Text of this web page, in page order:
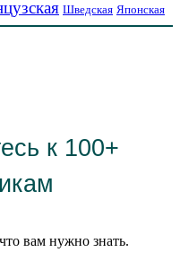
Шведская Японская
к 100+
вам нужно знать.